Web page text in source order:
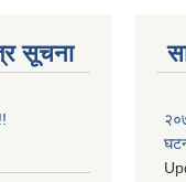
सूचना